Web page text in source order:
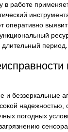
в работе
оперативно
длительный период.
и беззеркальные
надежностью,
погодных